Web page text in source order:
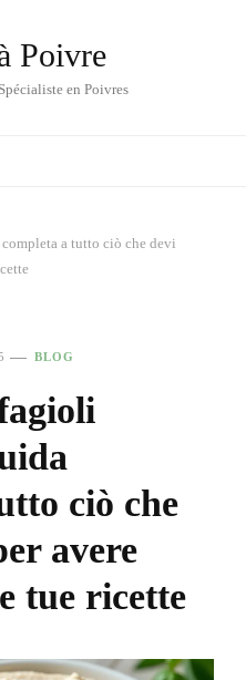
Poivre
en Poivres
a tutto ciò che devi
BLOG
ciò che
avere
tue ricette